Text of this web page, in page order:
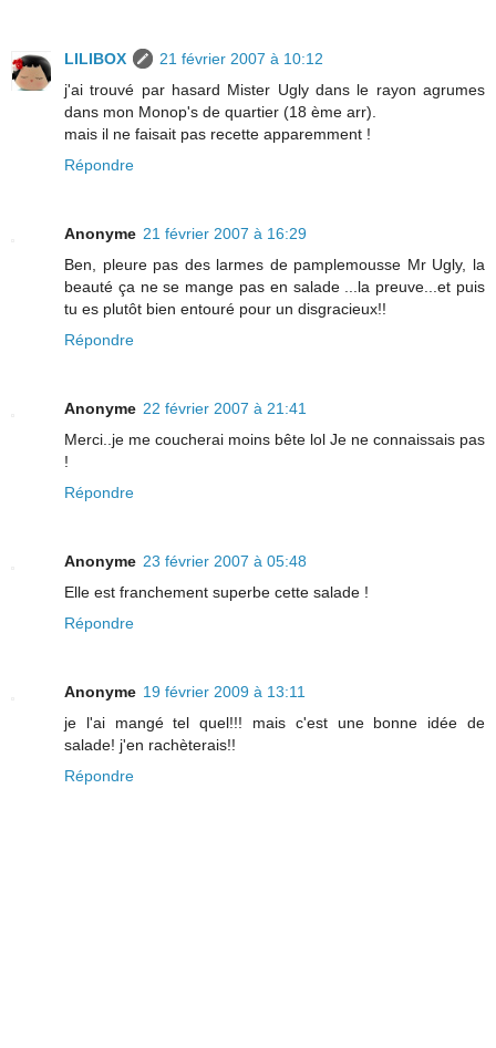
LILIBOX
21 février 2007 à 10:12
j'ai trouvé par hasard Mister Ugly dans le rayon agrumes
dans mon Monop's de quartier (18 ème arr).
mais il ne faisait pas recette apparemment !
Répondre
Anonyme 21 février 2007 à 16:29
Ben, pleure pas des larmes de pamplemousse Mr Ugly, la
beauté ça ne se mange pas en salade ...la preuve...et puis
tu es plutôt bien entouré pour un disgracieux!!
Répondre
Anonyme 22 février 2007 à 21:41
Merci..je me coucherai moins bête lol Je ne connaissais pas
!
Répondre
Anonyme 23 février 2007 à 05:48
Elle est franchement superbe cette salade !
Répondre
Anonyme 19 février 2009 à 13:11
je l'ai mangé tel quel!!! mais c'est une bonne idée de
salade! j'en rachèterais!!
Répondre